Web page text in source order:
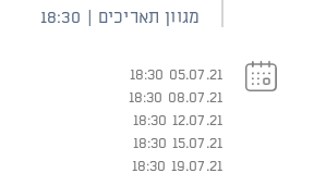
מגוון תאריכים | 18:30
05.07.21 18:30
08.07.21 18:30
12.07.21 18:30
15.07.21 18:30
19.07.21 18:30